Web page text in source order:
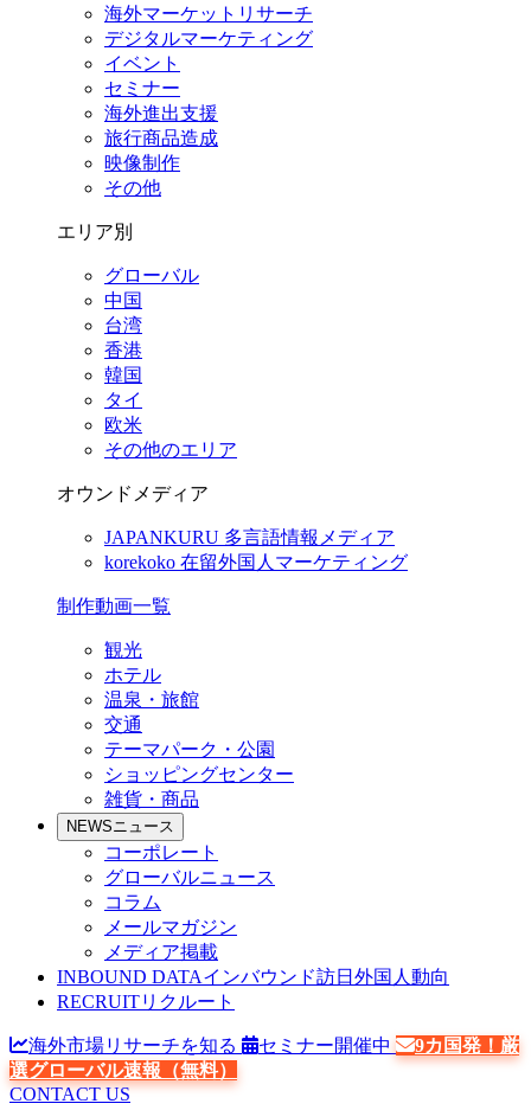
海外マーケットリサーチ
デジタルマーケティング
イベント
セミナー
海外進出支援
旅行商品造成
映像制作
その他
エリア別
グローバル
中国
台湾
香港
韓国
タイ
欧米
その他のエリア
オウンドメディア
JAPANKURU 多言語情報メディア
korekoko 在留外国人マーケティング
制作動画一覧
観光
ホテル
温泉・旅館
交通
テーマパーク・公園
ショッピングセンター
雑貨・商品
NEWSニュース
コーポレート
グローバルニュース
コラム
メールマガジン
メディア掲載
INBOUND DATAインバウンド訪日外国人動向
RECRUITリクルート
海外市場リサーチを知る セミナー開催中
9カ国発！厳
選グローバル速報（無料）
CONTACT US